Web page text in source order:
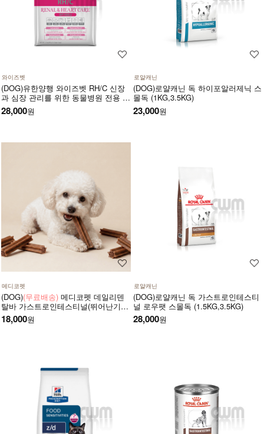
와이즈벳
(DOG)유한양행 와이즈벳 RH/C 신장
과 심장 관리를 위한 동물병원 전용 소
프트 사료(1.2kg) 저단백 저인 저나트
륨 3저설계 심장건강에 도움을 주는
28,000원
로얄캐닌
(DOG)로얄캐닌 독 하이포알러제닉 스
몰독 (1KG,3.5KG)
23,000원
메디코펫
(DOG)(무료배송) 메디코펫 데일리덴
탈바 가스트로인테스티널(뛰어난기호
성,소화기,췌장염,설사,구토,만성질환
도움) 224g(14P)
18,000원
로얄캐닌
(DOG)로얄캐닌 독 가스트로인테스티
널 로우팻 스몰독 (1.5KG,3.5KG)
28,000원